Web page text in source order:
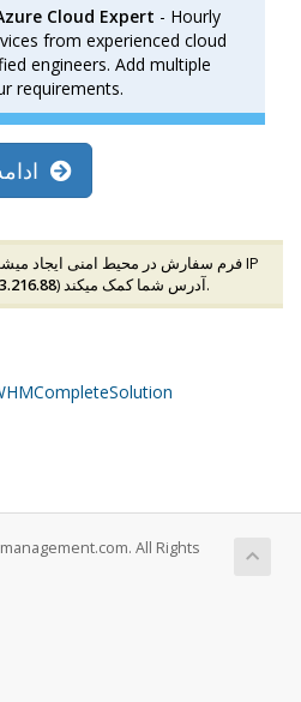
Cloud Expert - Hourly
from experienced cloud
engineers. Add multiple
requirements.
آدرس شما کمک میکند () وارد شده است.
All Rights